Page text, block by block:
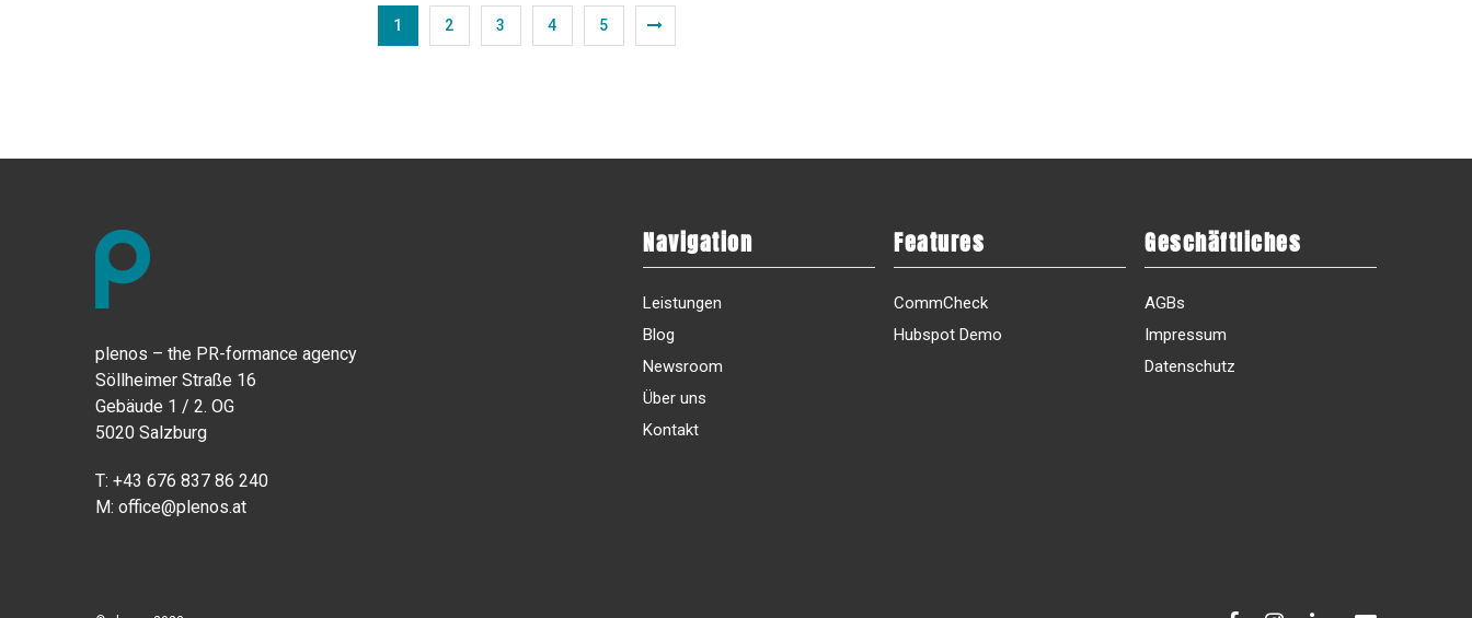
1 2 3 4 5
plenos – the PR-formance agency
Söllheimer Straße 16
Gebäude 1 / 2. OG
5020 Salzburg
T: +43 676 837 86 240
M: office@plenos.at
Navigation
Leistungen
Blog
Newsroom
Über uns
Kontakt
Features
CommCheck
Hubspot Demo
Geschäftliches
AGBs
Impressum
Datenschutz